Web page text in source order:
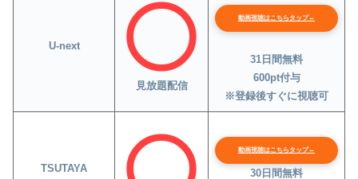
U-next
見放題配信
動画視聴はこちらタップ←
31日間無料
600pt付与
※登録後すぐに視聴可
TSUTAYA
動画視聴はこちらタップ←
30日間無料